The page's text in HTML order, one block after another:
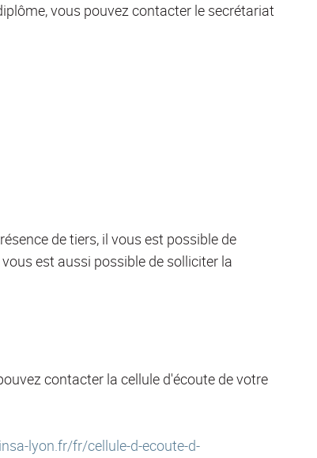
vous pouvez contacter le secrétariat
de tiers, il vous est possible de
est aussi possible de solliciter la
contacter la cellule d'écoute de votre
lyon.fr/fr/cellule-d-ecoute-d-